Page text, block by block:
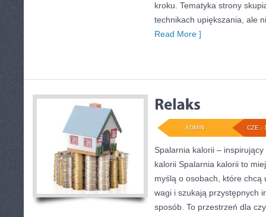
kroku. Tematyka strony
technikach upiększania, ale
Read More ]
CZE -
ADMIN
Spalarnia kalorii –
kalorii Spalarnia kalorii to
myślą o osobach, które
wagi i szukają przystępnych
sposób. To przestrzeń dla